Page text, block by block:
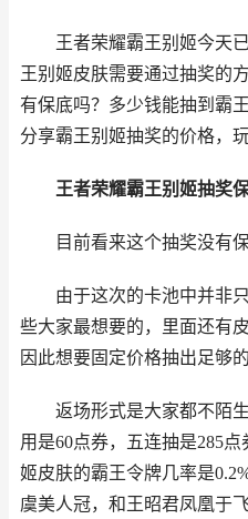
王者荣耀霸王别姬今天
王别姬皮肤需要通过抽奖的
有保底吗？多少钱能抽到霸
分享霸王别姬抽奖的价格，
王者荣耀霸王别姬抽奖
目前看来这个抽奖没有保
由于这次的卡池中并非
些大家最想要的，里面还有
因此想要固定价格抽出足够
返场形式是大家都不陌
用是60点券，五连抽是285
姬皮肤的霸王令牌几率是
虞美人冠，和王昭君凤凰于